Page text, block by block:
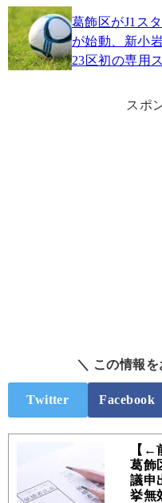
葛飾区がJ1ス
が始動、新小
23区初の専用
スポ
＼ この情報
Twitter Facebook
【←
葛飾
議申
挙無